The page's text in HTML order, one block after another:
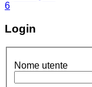
Login
Nome utente